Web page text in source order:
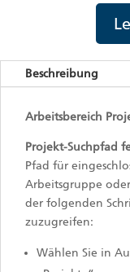
Beschreibung
Arbeitsbereich
Projekt-Suchpfad
Pfad für
Arbeitsgruppe
der folgenden
zuzugreifen:
Wählen Sie in